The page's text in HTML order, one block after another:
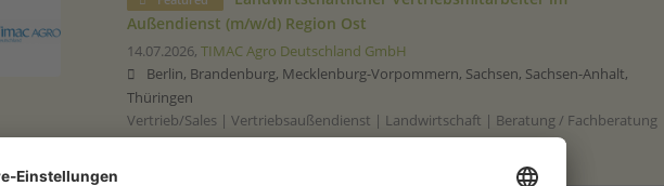
Außendienst (m/w/d) Region Ost
14.07.2026, TIMAC Agro Deutschland GmbH
Berlin, Brandenburg, Mecklenburg-Vorpommern, Sachsen, Sachsen-Anhalt,
Thüringen
Vertrieb/Sales | Vertriebsaußendienst | Landwirtschaft | Beratung / Fachberatung
| Kundenberatung / Verkaufsberatung